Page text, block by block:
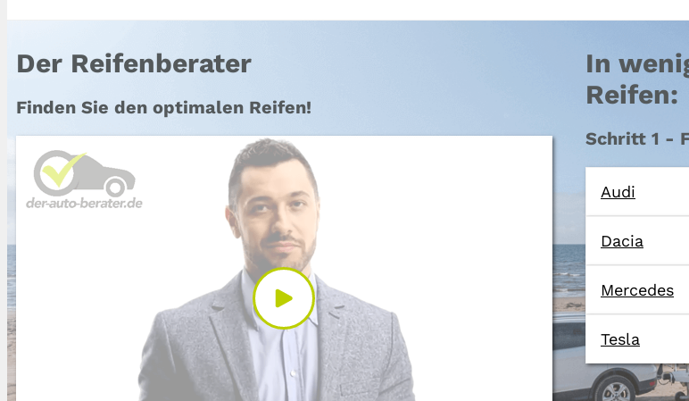
Der Reifenberater
Finden Sie den optimalen Reifen!
In
Reifen:
Schritt 1 -
Audi
Dacia
Mercedes
Tesla